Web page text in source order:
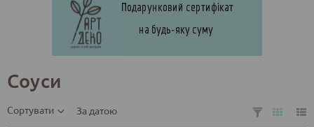
Соуси
Сортувати За датою